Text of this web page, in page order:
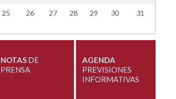
25 26 27 28 29 30 31
NOTASDE
PRENSA
AGENDA
PREVISIONES
INFORMATIVAS